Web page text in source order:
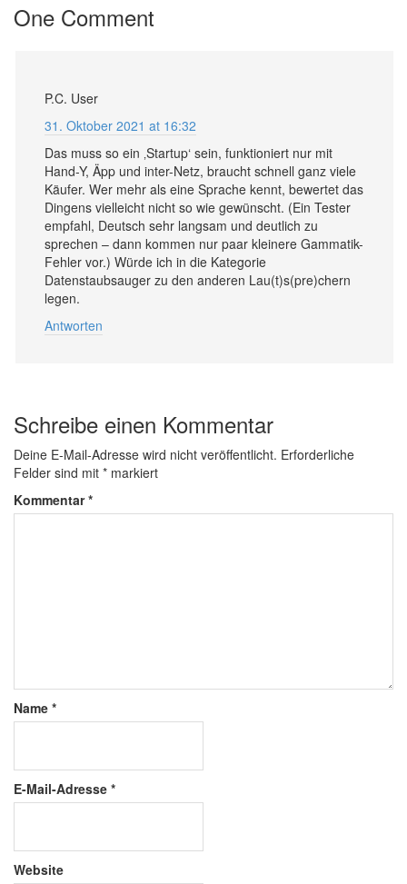
One Comment
P.C. User
31. Oktober 2021 at 16:32
Das muss so ein ‚Startup‘ sein, funktioniert nur mit
Hand-Y, Äpp und inter-Netz, braucht schnell ganz viele
Käufer. Wer mehr als eine Sprache kennt, bewertet das
Dingens vielleicht nicht so wie gewünscht. (Ein Tester
empfahl, Deutsch sehr langsam und deutlich zu
sprechen – dann kommen nur paar kleinere Gammatik-
Fehler vor.) Würde ich in die Kategorie
Datenstaubsauger zu den anderen Lau(t)s(pre)chern
legen.
Antworten
Schreibe einen Kommentar
Deine E-Mail-Adresse wird nicht veröffentlicht. Erforderliche
Felder sind mit * markiert
Kommentar*
Name *
E-Mail-Adresse *
Website